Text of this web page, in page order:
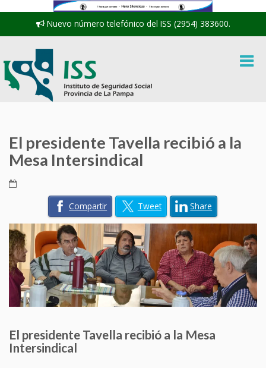
Nuevo número telefónico del ISS (2954) 383600.
El presidente Tavella recibió a la
Mesa Intersindical
Compartir Tweet Share
El presidente Tavella recibió a la Mesa
Intersindical